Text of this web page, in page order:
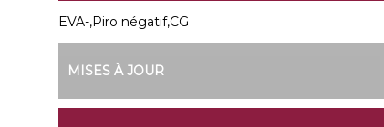
EVA-,Piro négatif,CG
MISES À JOUR